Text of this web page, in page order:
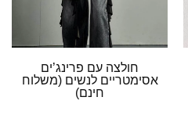
חולצה עם פרינג’ים
אסימטריים לנשים (משלוח
חינם)